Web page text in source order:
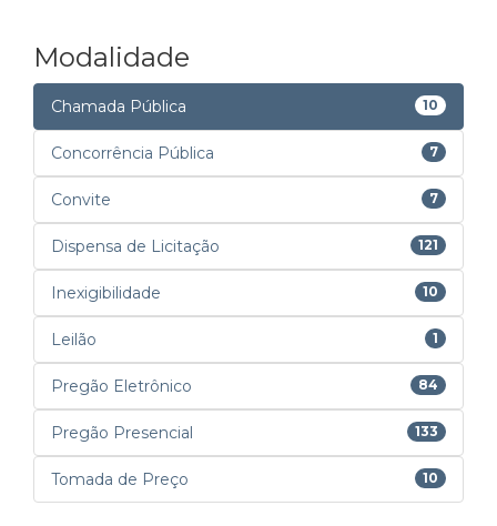
Modalidade
Chamada Pública 10
Concorrência Pública 7
Convite 7
Dispensa de Licitação 121
Inexigibilidade 10
Leilão 1
Pregão Eletrônico 84
Pregão Presencial 133
Tomada de Preço 10